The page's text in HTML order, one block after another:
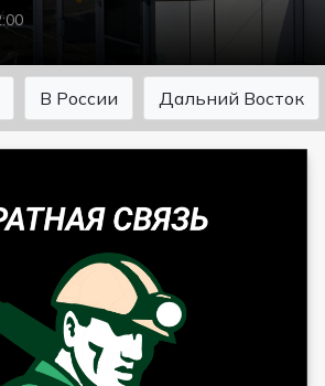
В России Дальний Восток